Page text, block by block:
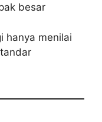
besar
hanya menilai